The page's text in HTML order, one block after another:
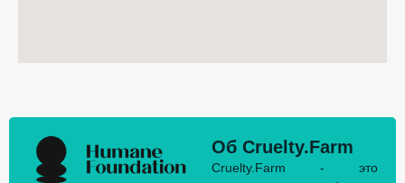
Об Cruelty.Farm
Cruelty.Farm - это